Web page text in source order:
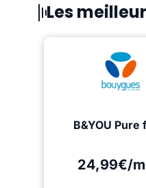
Les
B&YOU Pure
24,99€/